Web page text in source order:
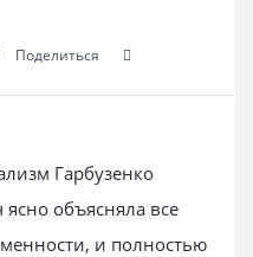
Поделиться
Гарбузенко
объясняла все
и полностью